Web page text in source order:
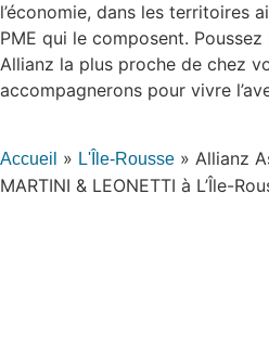
l’économie, dans les territoires
PME qui le composent.
Allianz la plus proche de chez
accompagnerons pour vivre
Accueil » L'Île-Rousse » Allianz
MARTINI & LEONETTI à L’Île-